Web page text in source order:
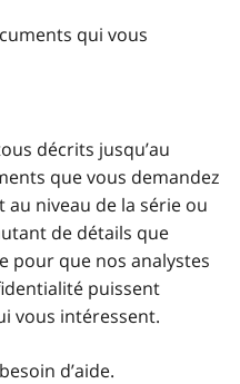
qui vous
décrits jusqu’au
que vous demandez
niveau de la série ou
de détails que
pour que nos analystes
puissent
vous intéressent.
d’aide.